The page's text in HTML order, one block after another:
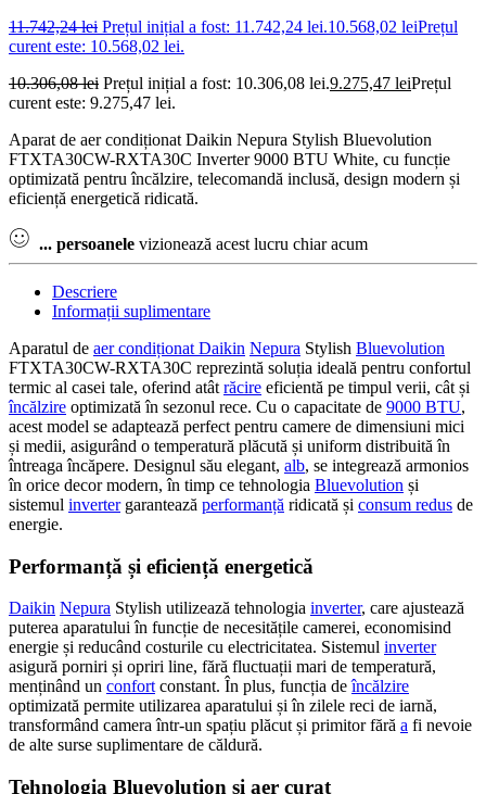
11.742,24lei Prețul inițial a fost: 11.742,24 lei.10.568,02 leiPrețul
curent este: 10.568,02 lei.
10.306,08lei Prețul inițial a fost: 10.306,08 lei.9.275,47 leiPrețul
curent este: 9.275,47 lei.
Aparat de aer condiționat Daikin Nepura Stylish Bluevolution
FTXTA30CW-RXTA30C Inverter 9000 BTU White, cu funcție
optimizată pentru încălzire, telecomandă inclusă, design modern și
eficiență energetică ridicată.
... persoanele vizionează acest lucru chiar acum
Descriere
Informații suplimentare
Aparatul de aer condiționat Daikin Nepura Stylish Bluevolution
FTXTA30CW-RXTA30C reprezintă soluția ideală pentru confortul
termic al casei tale, oferind atât răcire eficientă pe timpul verii, cât și
încălzire optimizată în sezonul rece. Cu o capacitate de 9000 BTU,
acest model se adaptează perfect pentru camere de dimensiuni mici
și medii, asigurând o temperatură plăcută și uniform distribuită în
întreaga încăpere. Designul său elegant, alb, se integrează armonios
în orice decor modern, în timp ce tehnologia Bluevolution și
sistemul invertergarantează performanță ridicată și consum redus de
energie.
Performanță și eficiență energetică
Daikin Nepura Stylish utilizează tehnologia inverter, care ajustează
puterea aparatului în funcție de necesitățile camerei, economisind
energie și reducând costurile cu electricitatea. Sistemul inverter
asigură porniri și opriri line, fără fluctuații mari de temperatură,
menținând un confort constant. În plus, funcția deîncălzire
optimizată permite utilizarea aparatului și în zilele reci de iarnă,
transformând camera într-un spațiu plăcut și primitor fără a fi nevoie
de alte surse suplimentare de căldură.
Tehnologia Bluevolution și aer curat